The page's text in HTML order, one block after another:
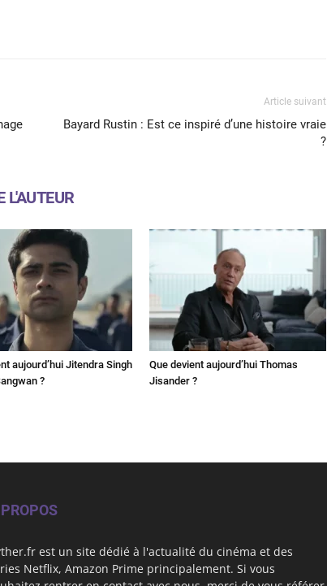
Article suivant
Bayard Rustin : Est ce inspiré d’une histoire vraie
?
L'AUTEUR
aujourd’hui Jitendra Singh
?
Que devient aujourd’hui Thomas
Jisander ?
est un site dédié à l'actualité du cinéma et des
Netflix, Amazon Prime principalement. Si vous